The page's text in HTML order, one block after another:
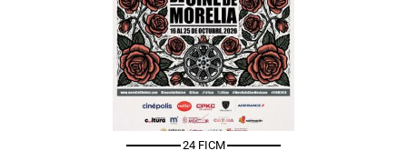
24 FICM